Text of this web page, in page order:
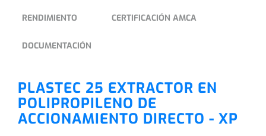
RENDIMIENTO CERTIFICACIÓN AMCA
DOCUMENTACIÓN
PLASTEC 25 EXTRACTOR EN
POLIPROPILENO DE
ACCIONAMIENTO DIRECTO - XP